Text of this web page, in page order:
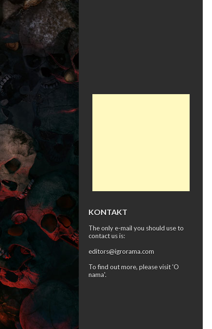
KONTAKT
The only e-mail you should use to
contact us is:
editors@igrorama.com
To find out more, please visit 'O
nama'.